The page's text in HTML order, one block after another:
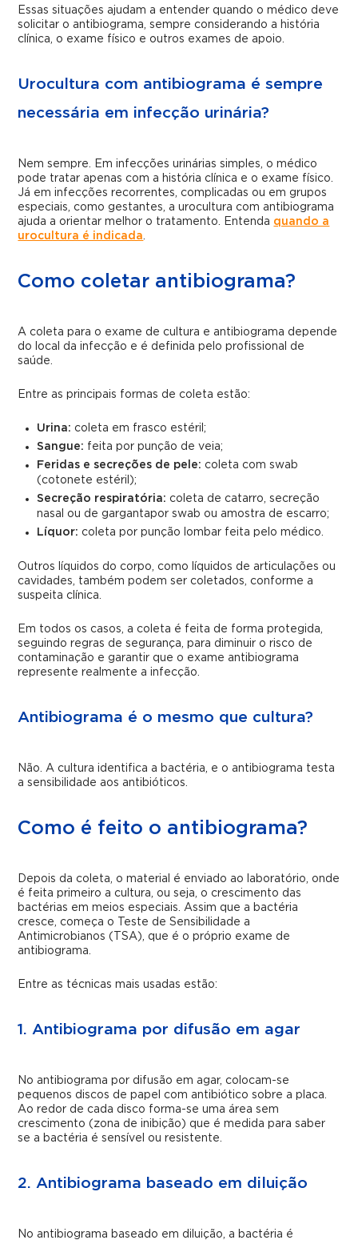
Essas situações ajudam a entender quando o médico deve
solicitar o antibiograma, sempre considerando a história
clínica, o exame físico e outros exames de apoio.
Urocultura com antibiograma é sempre
necessária em infecção urinária?
Nem sempre. Em infecções urinárias simples, o médico
pode tratar apenas com a história clínica e o exame físico.
Já em infecções recorrentes, complicadas ou em grupos
especiais, como gestantes, a urocultura com antibiograma
ajuda a orientar melhor o tratamento. Entenda quando a
urocultura é indicada.
Como coletar antibiograma?
A coleta para o exame de cultura e antibiograma depende
do local da infecção e é definida pelo profissional de
saúde.
Entre as principais formas de coleta estão:
Urina: coleta em frasco estéril;
Sangue: feita por punção de veia;
Feridas e secreções de pele: coleta com swab
(cotonete estéril);
Secreção respiratória: coleta de catarro, secreção
nasal ou de gargantapor swab ou amostra de escarro;
Líquor: coleta por punção lombar feita pelo médico.
Outros líquidos do corpo, como líquidos de articulações ou
cavidades, também podem ser coletados, conforme a
suspeita clínica.
Em todos os casos, a coleta é feita de forma protegida,
seguindo regras de segurança, para diminuir o risco de
contaminação e garantir que o exame antibiograma
represente realmente a infecção.
Antibiograma é o mesmo que cultura?
Não. A cultura identifica a bactéria, e o antibiograma testa
a sensibilidade aos antibióticos.
Como é feito o antibiograma?
Depois da coleta, o material é enviado ao laboratório, onde
é feita primeiro a cultura, ou seja, o crescimento das
bactérias em meios especiais. Assim que a bactéria
cresce, começa o Teste de Sensibilidade a
Antimicrobianos (TSA), que é o próprio exame de
antibiograma.
Entre as técnicas mais usadas estão:
1. Antibiograma por difusão em agar
No antibiograma por difusão em agar, colocam-se
pequenos discos de papel com antibiótico sobre a placa.
Ao redor de cada disco forma-se uma área sem
crescimento (zona de inibição) que é medida para saber
se a bactéria é sensível ou resistente.
2. Antibiograma baseado em diluição
No antibiograma baseado em diluição, a bactéria é